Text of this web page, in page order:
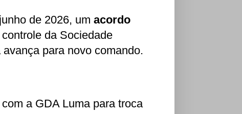
de 2026, um acordo
da Sociedade
para novo comando.
com a GDA Luma para troca